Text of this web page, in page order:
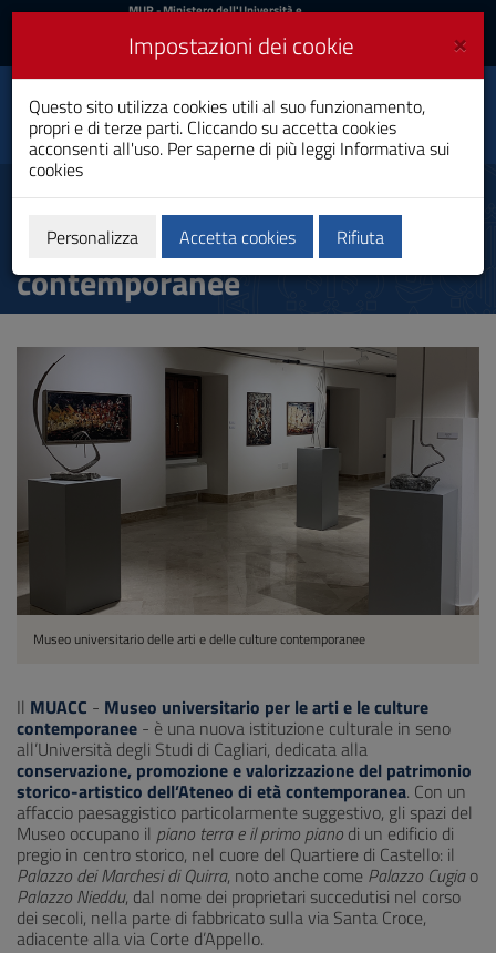
Vai
al
navigazione
del
sito
Vai
Footer
MIUR
Accedi
MUR- Ministero dell'Università e
Accedi UniCA News
Toggle
navigation
Università degli
Studi di Cagliari
MUACC Museo universitario
delle arti e delle culture
contemporanee
Museo universitario delle arti e delle culture contemporanee
Il MUACC - Museo universitario per le arti e le culture
contemporanee - è una nuova istituzione culturale in seno
all’Università degli Studi di Cagliari, dedicata alla
conservazione, promozione e valorizzazione del patrimonio
storico-artistico dell’Ateneo di età contemporanea. Con un
affaccio paesaggistico particolarmente suggestivo, gli spazi del
Museo occupano il piano terra e il primo piano di un edificio di
pregio in centro storico, nel cuore del Quartiere di Castello: il
Palazzo dei Marchesi di Quirra, noto anche come Palazzo Cugiao
Palazzo Nieddu, dal nome dei proprietari succedutisi nel corso
dei secoli, nella parte di fabbricato sulla via Santa Croce,
adiacente alla via Corte d’Appello.
×
Impostazioni dei cookie
Questo sito utilizza cookies utili al suo funzionamento,
propri e di terze parti. Cliccando su accetta cookies
acconsenti all'uso. Per saperne di più leggi Informativa sui
cookies
Personalizza Accetta cookies Rifiuta